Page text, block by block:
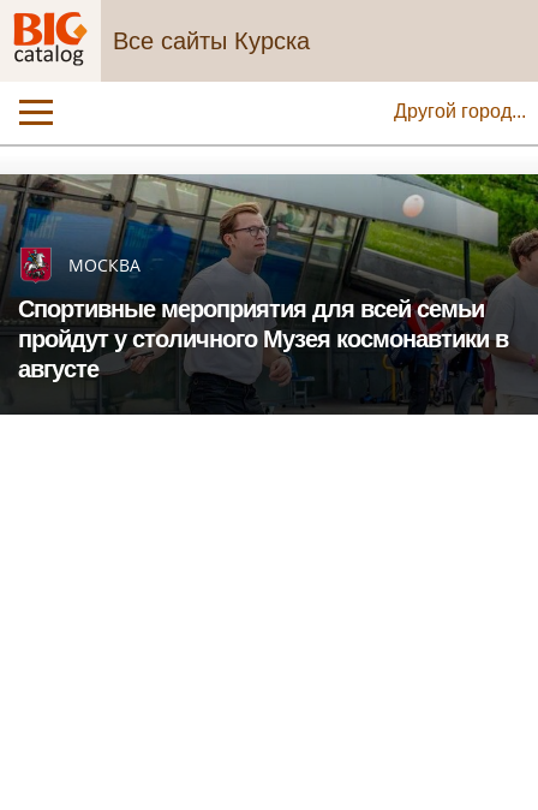
Все сайты Курска
Другой город...
МОСКВА
Спортивные мероприятия для всей семьи
пройдут у столичного Музея космонавтики в
августе